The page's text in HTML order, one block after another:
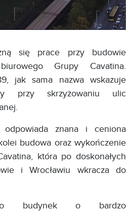
się prace przy budowie
Grupy Cavatina.
jak sama nazwa wskazuje
przy skrzyżowaniu ulic
znana i ceniona
budowa oraz wykończenie
która po doskonałych
i Wrocławiu wkracza do
budynek o bardzo